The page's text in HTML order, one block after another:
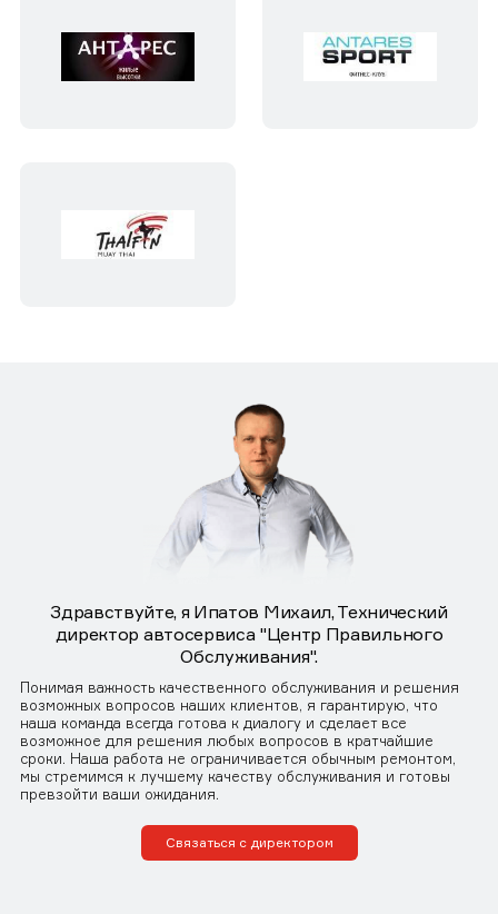
Здравствуйте, я Ипатов Михаил, Технический
директор автосервиса "Центр Правильного
Обслуживания".
Понимая важность качественного обслуживания и решения
возможных вопросов наших клиентов, я гарантирую, что
наша команда всегда готова к диалогу и сделает все
возможное для решения любых вопросов в кратчайшие
сроки. Наша работа не ограничивается обычным ремонтом,
мы стремимся к лучшему качеству обслуживания и готовы
превзойти ваши ожидания.
Связаться с директором